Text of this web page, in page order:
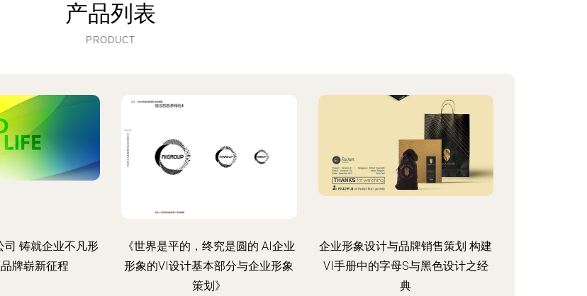
产品列表
PRODUCT
司 铸就企业不凡形
牌崭新征程
《世界是平的，终究是圆的 AI企业
形象的VI设计基本部分与企业形象
策划》
企业形象设计与品牌销售策划 构建
VI手册中的字母S与黑色设计之经
典